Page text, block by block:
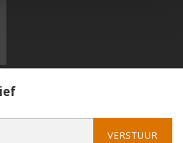
VERSTUUR